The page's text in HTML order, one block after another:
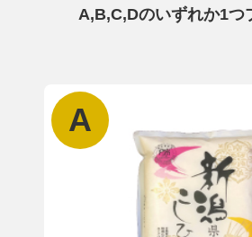
A,B,C,Dのいずれか1つ
A